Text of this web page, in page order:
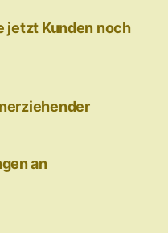
jetzt Kunden noch
an